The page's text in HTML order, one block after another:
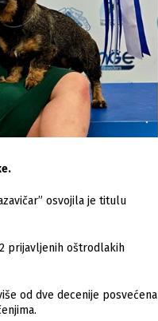
osvojila je titulu
prijavljenih oštrodlakih
od dve decenije posvećena